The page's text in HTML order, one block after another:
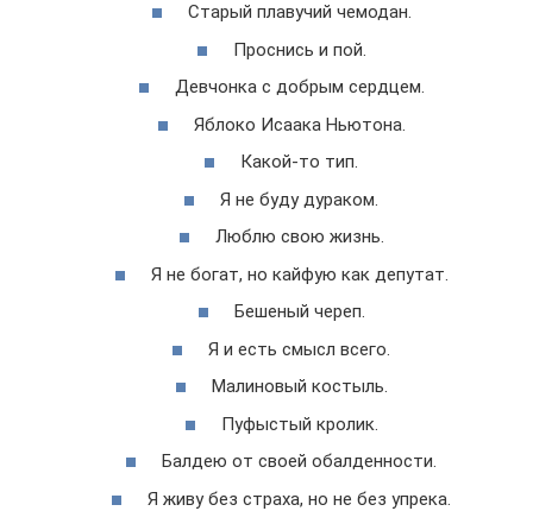
Старый плавучий чемодан.
Проснись и пой.
Девчонка с добрым сердцем.
Яблоко Исаака Ньютона.
Какой-то тип.
Я не буду дураком.
Люблю свою жизнь.
Я не богат, но кайфую как депутат.
Бешеный череп.
Я и есть смысл всего.
Малиновый костыль.
Пуфыстый кролик.
Балдею от своей обалденности.
Я живу без страха, но не без упрека.